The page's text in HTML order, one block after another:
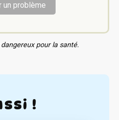
un problème
pour la santé.
!